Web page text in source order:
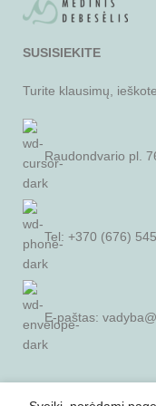
SUSISIEKITE
Turite klausimų,
Raudondvario pl.
Tel: +370 (676)
E-paštas:
SVARBI